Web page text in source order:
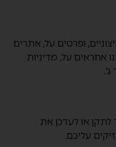
ופרטים על, אתרים
אחראים על, מדיניות
ג'.
לתקן או לעדכן את
עליכם.